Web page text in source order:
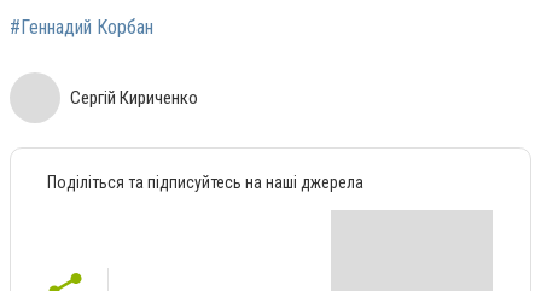
#Геннадий Корбан
Сергій Кириченко
Поділіться та підписуйтесь на наші джерела